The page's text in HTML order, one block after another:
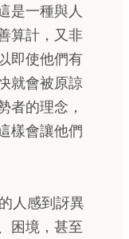
是一種與人
算計，又非
即使他們有
就會被原諒
者的理念，
樣會讓他們
人感到訝異
困境，甚至